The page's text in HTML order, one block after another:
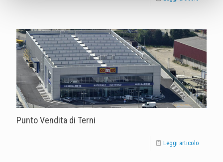
Punto Vendita di Terni
Leggi articolo